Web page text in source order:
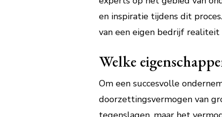
en inspiratie tijdens dit
van een eigen bedrijf realiteit
Welke
Om een succesvolle
doorzettingsvermogen van